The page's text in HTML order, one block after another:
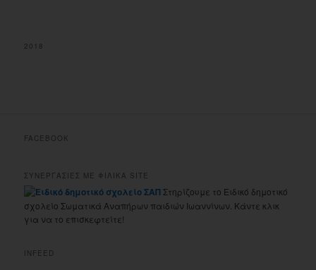
2018
FACEBOOK
ΣΥΝΕΡΓΑΣΙΕΣ ΜΕ ΦΙΛΙΚΑ SITE
Στηρίζουμε το Ειδικό δημοτικό
σχολείο Σωματικά Αναπήρων παιδιών Ιωαννίνων. Κάντε κλικ
για να το επισκεφτείτε!
INFEED